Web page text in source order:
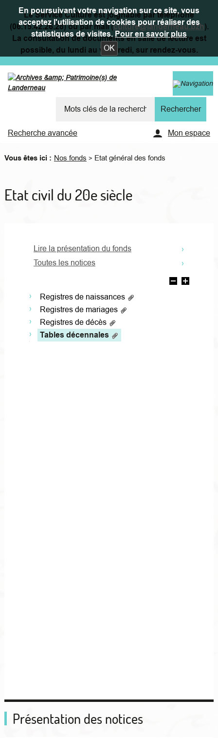
En poursuivant votre navigation sur ce site, vous
acceptez l'utilisation de cookies pour réaliser des
statistiques de visites.Pour en savoir plus
OK
Le Service Culture est joignable par téléphone
(06.15.42.26.28) ou par mail (culture@landerneau.bzh).
La consultation de documents en salle de lecture est
possible, du lundi au vendredi, sur rendez-vous.
Recherche avancée Mon espace
Vous êtes ici : Nos fonds > Etat général des fonds
Etat civil du 20e siècle
Lire la présentation du fonds
Toutes les notices
Registres de naissances
Registres de mariages
Registres de décès
Tables décennales
Présentation des notices